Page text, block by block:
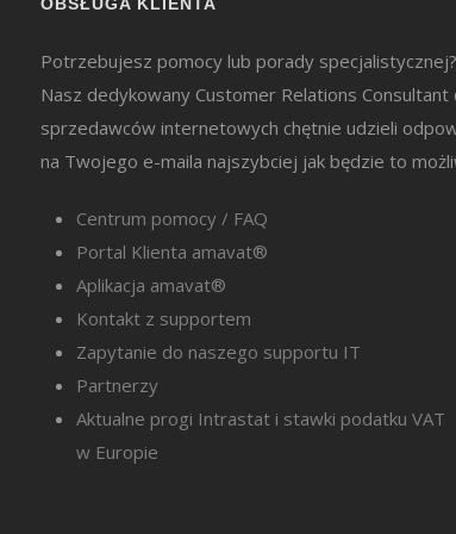
Potrzebujesz pomocy lub porady specjalistycznej?
Nasz dedykowany Customer Relations Consultant
sprzedawców internetowych chętnie udzieli
na Twojego e-maila najszybciej jak będzie to
Centrum pomocy / FAQ
Portal Klienta amavat®
Aplikacja amavat®
Kontakt z supportem
Zapytanie do naszego supportu IT
Partnerzy
Aktualne progi Intrastat i stawki podatku VAT
w Europie